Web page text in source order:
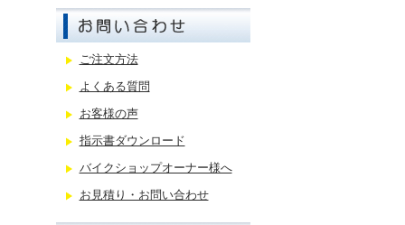
ご注文方法
よくある質問
お客様の声
指示書ダウンロード
バイクショップオーナー様へ
お見積り・お問い合わせ